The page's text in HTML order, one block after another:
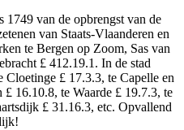
van de opbrengst van de
van Staats-Vlaanderen en
te Bergen op Zoom, Sas van
£ 412.19.1. In de stad
Cloetinge £ 17.3.3, te Capelle en
16.10.8, te Waarde £ 19.7.3, te
£ 31.16.3, etc. Opvallend